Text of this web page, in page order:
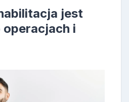
jest
i